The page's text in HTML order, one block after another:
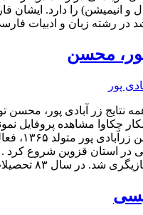
و انیمیشن) را دارد. ایشان
در رشته زبان و ادبیات
محسن
چکاوا مشاهده پروفایل
آبادی پور
شد. در سال ۸۳ تحصیلات […]